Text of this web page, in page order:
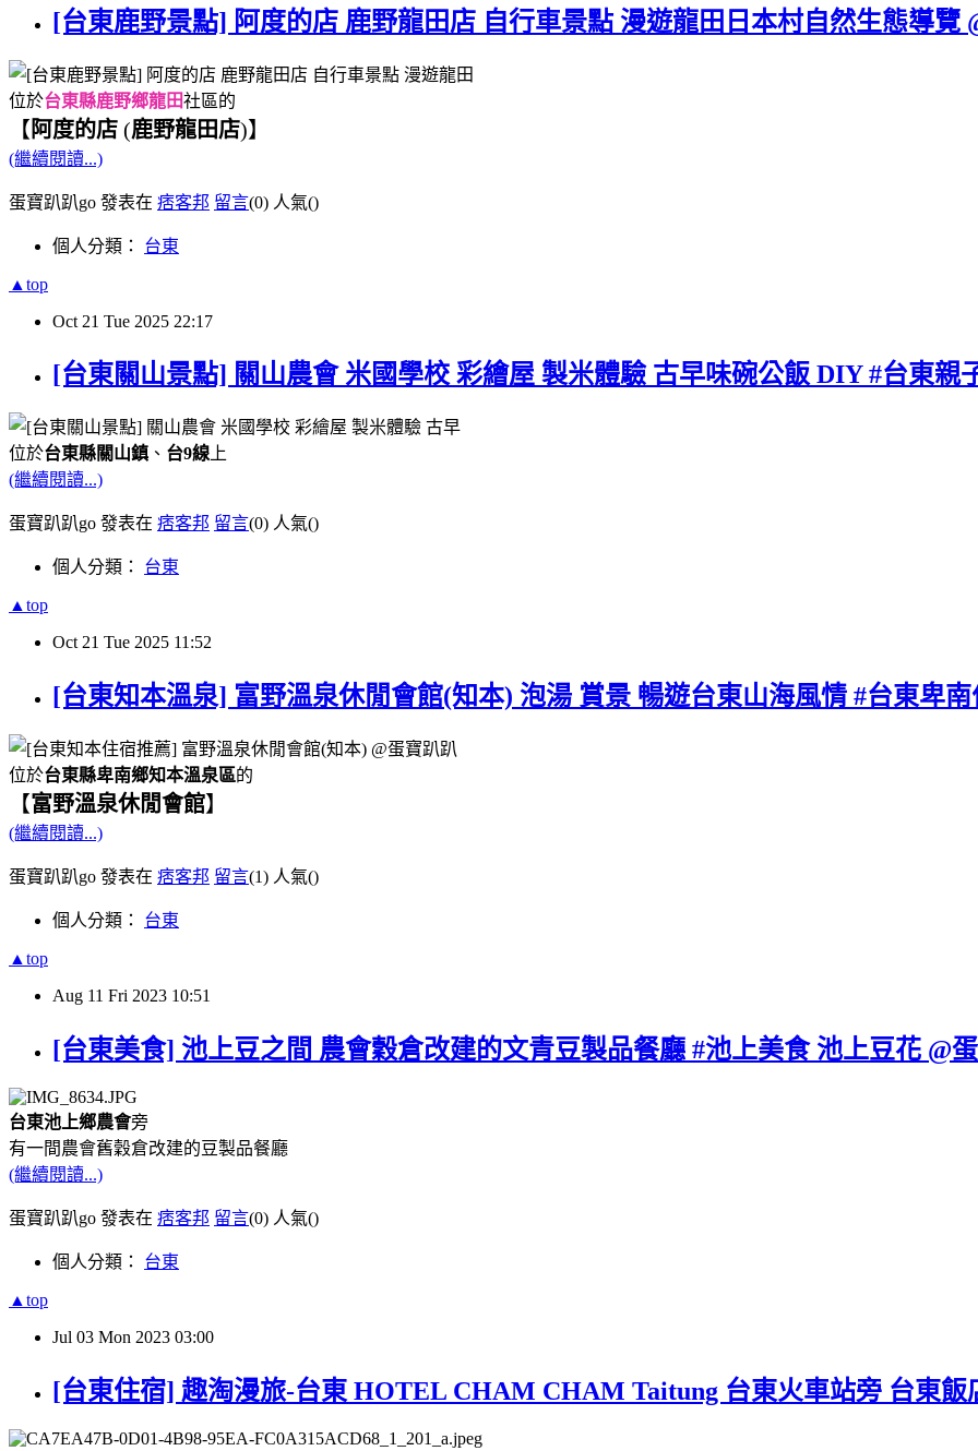
[台東鹿野景點] 阿度的店 鹿野龍田店 自行車景點 漫遊龍田日本村自然生態導覽
位於台東縣鹿野鄉龍田社區的
【阿度的店 (鹿野龍田店)】
(繼續閱讀...)
蛋寶趴趴go 發表在 痞客邦 留言(0) 人氣()
個人分類： 台東
▲top
Oct 21 Tue 2025 22:17
[台東關山景點] 關山農會 米國學校 彩繪屋 製米體驗 古早味碗公飯 DIY #台東親
位於台東縣關山鎮 、 台9線 上
(繼續閱讀...)
蛋寶趴趴go 發表在 痞客邦 留言(0) 人氣()
個人分類： 台東
▲top
Oct 21 Tue 2025 11:52
[台東知本溫泉] 富野溫泉休閒會館(知本) 泡湯 賞景 暢遊台東山海風情 #台東卑南
位於台東縣卑南鄉知本溫泉區的
【富野溫泉休閒會館】
(繼續閱讀...)
蛋寶趴趴go 發表在 痞客邦 留言(1) 人氣()
個人分類： 台東
▲top
Aug 11 Fri 2023 10:51
[台東美食] 池上豆之間 農會穀倉改建的文青豆製品餐廳 #池上美食 池上豆花 @
台東池上鄉農會旁
有一間農會舊穀倉改建的豆製品餐廳
(繼續閱讀...)
蛋寶趴趴go 發表在 痞客邦 留言(0) 人氣()
個人分類： 台東
▲top
Jul 03 Mon 2023 03:00
[台東住宿] 趣淘漫旅-台東 HOTEL CHAM CHAM Taitung 台東火車站旁 台東飯